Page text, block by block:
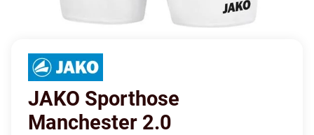
JAKO Sporthose
Manchester 2.0